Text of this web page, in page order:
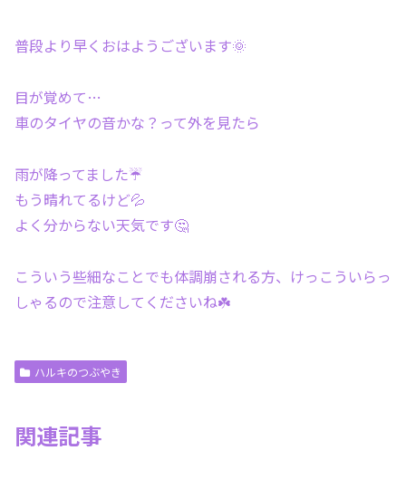
普段より早くおはようございます🌞
目が覚めて…
車のタイヤの音かな？って外を見たら
雨が降ってました☔
もう晴れてるけど💦
よく分からない天気です🤔
こういう些細なことでも体調崩される方、けっこういらっ
しゃるので注意してくださいね☘️
ハルキのつぶやき
関連記事